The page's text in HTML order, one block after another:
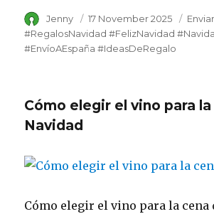
Author
Jenny
Posted
on
17 November 2025
#RegalosNavidad #FelizNavidad
#EnvíoAEspaña #IdeasDeRegalo
Cómo elegir el vino para
Navidad
Cómo elegir el vino para la cena